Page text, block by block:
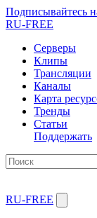
Подписывайтесь
RU-FREE
Серверы
Клипы
Трансляции
Каналы
Карта
Тренды
Статьи
Поддержать
RU-FREE